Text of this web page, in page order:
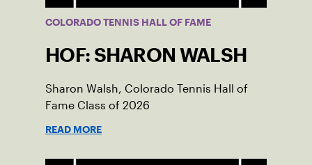
COLORADO TENNIS HALL OF FAME
HOF: SHARON WALSH
Sharon Walsh, Colorado Tennis Hall of
Fame Class of 2026
READ MORE